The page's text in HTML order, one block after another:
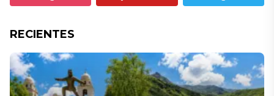
RECIENTES